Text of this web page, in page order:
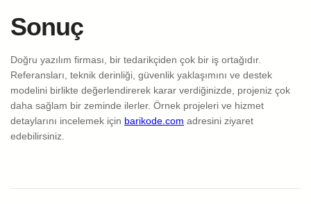
Sonuç
Doğru yazılım firması, bir tedarikçiden çok bir iş ortağıdır.
Referansları, teknik derinliği, güvenlik yaklaşımını ve destek
modelini birlikte değerlendirerek karar verdiğinizde, projeniz çok
daha sağlam bir zeminde ilerler. Örnek projeleri ve hizmet
detaylarını incelemek için barikode.com adresini ziyaret
edebilirsiniz.